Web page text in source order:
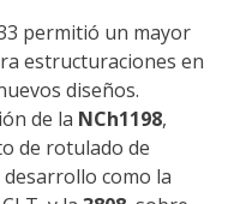
permitió un mayor
estructuraciones en
diseños.
de la NCh1198,
de rotulado de
como la